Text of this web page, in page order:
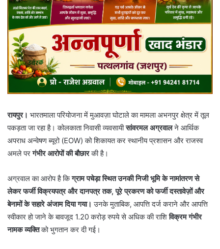
रायपुर। भारतमाला परियोजना में मुआवज़ा घोटाले का मामला अभनपुर क्षेत्र में तूल
पकड़ता जा रहा है। कोलकाता निवासी व्यवसायीसांवरमल अग्रवालने आर्थिक
अपराध अन्वेषण ब्यूरो (EOW) को शिकायत कर स्थानीय प्रशासन और राजस्व
अमले परगंभीर आरोपों की बौछारकी है।
अग्रवाल का आरोप है किग्राम पचेड़ा स्थित उनकी निजी भूमि के नामांतरण से
लेकर फर्जी विक्रयपत्र और दानपत्र तक, पूरे प्रकरण को फर्जी दस्तावेज़ों और
बेनामों के सहारे अंजाम दिया गया। उनके मुताबिक, आपत्ति दर्ज कराने और आपत्ति
स्वीकार हो जाने के बावजूद 1.20 करोड़ रुपये से अधिक की राशिविक्रम गंभीर
नामक व्यक्तिको भुगतान कर दी गई।